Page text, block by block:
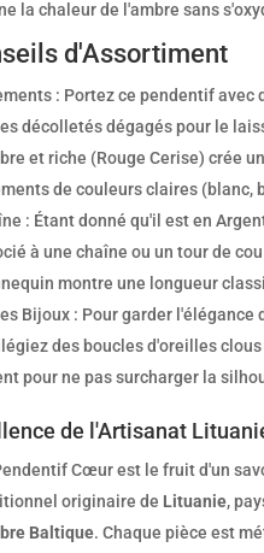
la chaleur de l'ambre sans
d'Assortiment
: Portez ce pendentif avec
décolletés dégagés pour le
et riche (Rouge Cerise) crée
de couleurs claires (blanc,
: Étant donné qu'il est en
à une chaîne ou un tour de
montre une longueur
Bijoux : Pour garder l'élégance
des boucles d'oreilles
pour ne pas surcharger la
de l'Artisanat
Cœur est le fruit d'un
originaire de Lituanie,
Baltique. Chaque pièce est